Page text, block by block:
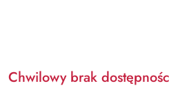
Chwilowy brak